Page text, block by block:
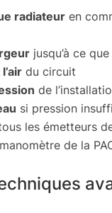
radiateur en
jusqu’à ce
du circuit
de
si pression
les émetteurs
de la